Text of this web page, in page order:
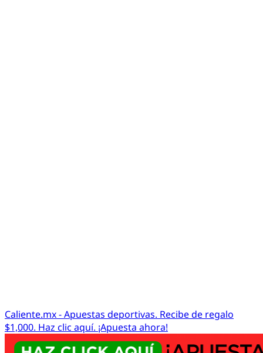
Caliente.mx - Apuestas deportivas. Recibe de regalo
$1,000. Haz clic aquí. ¡Apuesta ahora!